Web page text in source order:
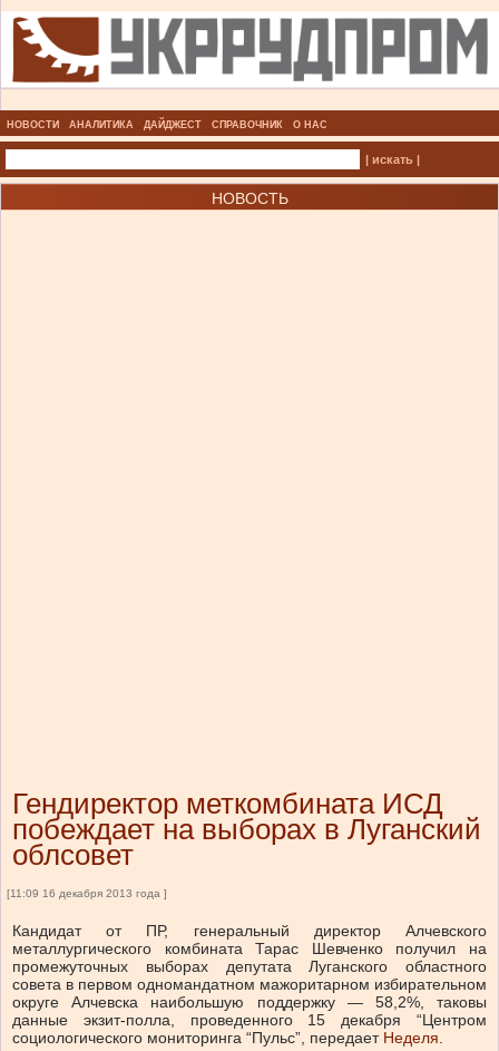
НОВОСТИ АНАЛИТИКА ДАЙДЖЕСТ СПРАВОЧНИК О НАС
| искать |
НОВОСТЬ
Гендиректор меткомбината ИСД
побеждает на выборах в Луганский
облсовет
[11:09 16 декабря 2013 года ]
Кандидат от ПР, генеральный директор Алчевского
металлургического комбината Тарас Шевченко получил на
промежуточных выборах депутата Луганского областного
совета в первом одномандатном мажоритарном избирательном
округе Алчевска наибольшую поддержку — 58,2%, таковы
данные экзит-полла, проведенного 15 декабря “Центром
социологического мониторинга “Пульс”, передает Неделя.